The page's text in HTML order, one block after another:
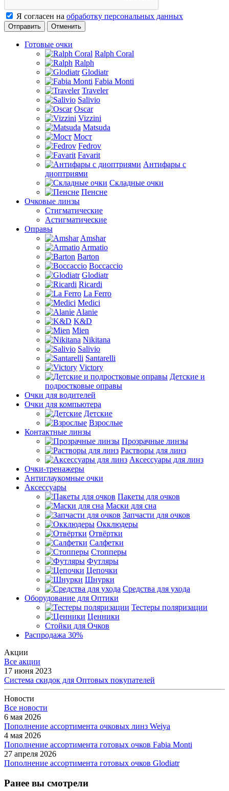
Я согласен на обработку персональных данных
Отменить
Готовые очки
Ralph Coral
Ralph
Glodiatr
Fabia Monti
Traveler
Salivio
Oscar
Vizzini
Matsuda
Мост
Fedrov
Favarit
Антифары с
диоптриями
Складные очки
Пенсне
Очковые линзы
Стигматические
Астигматические
Оправы
Amshar
Armatio
Barton
Boccaccio
Glodiatr
Ricardi
La Ferro
Medici
Alanie
K&D
Mien
Nikitana
Salivio
Santarelli
Victory
Детские и
подростковые оправы
Очки для водителей
Очки для компьютера
Детские
Взрослые
Контактные линзы
Прозрачные линзы
Растворы для линз
Аксессуары для линз
Очки-тренажеры
Антиглаукомные очки
Аксессуары
Пакеты для очков
Маски для сна
Запчасти для очков
Окклюдеры
Отвёртки
Салфетки
Стопперы
Футляры
Цепочки
Шнурки
Средства для ухода
Оборудование для Оптики
Тестеры поляризации
Ценники
Стойки для Очков
Распродажа 30%
Акции
Все акции
17 июня 2023
Система скидок для Оптовых покупателей
Новости
Все новости
6 мая 2026
Пополнение ассортимента очковых линз Weiya
4 мая 2026
Пополнение ассортимента готовых очков Fabia Monti
27 апреля 2026
Пополнение ассортимента готовых очков Glodiatr
Ранее вы смотрели